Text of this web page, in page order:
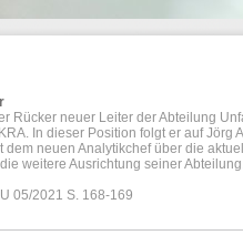
Rücker neuer Leiter der Abteilung
In dieser Position folgt er auf Jörg
dem neuen Analytikchef über die
weitere Ausrichtung seiner
05/2021 S. 168-169